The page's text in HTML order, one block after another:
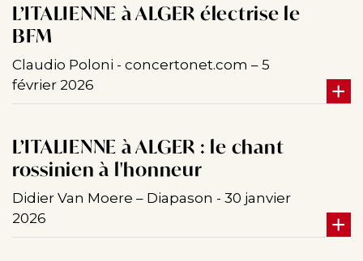
L’ITALIENNE à ALGER électrise le
BFM
Claudio Poloni - concertonet.com – 5
février 2026
L’ITALIENNE à ALGER : le chant
rossinien à l'honneur
Didier Van Moere – Diapason - 30 janvier
2026